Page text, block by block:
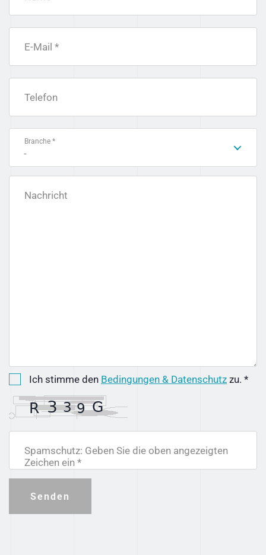
E-Mail *
Telefon
Branche *
-
Nachricht
Ich stimme den Bedingungen & Datenschutz zu. *
Spamschutz: Geben Sie die oben angezeigten
Zeichen ein *
Senden